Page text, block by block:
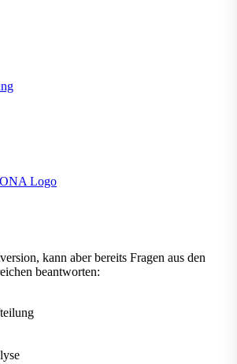
kann aber bereits Fragen aus den
beantworten: